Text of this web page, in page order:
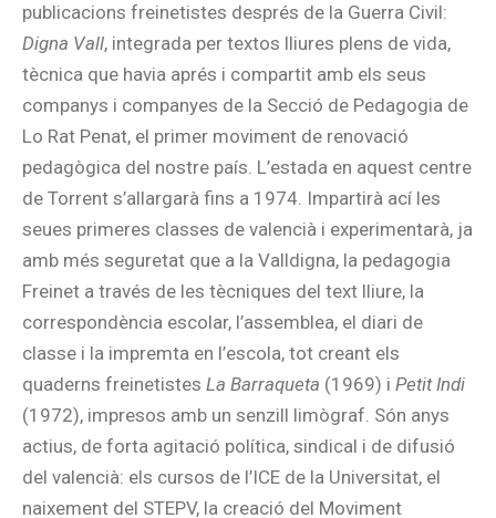
publicacions freinetistes després de la Guerra Civil:
Digna Vall, integrada per textos lliures plens de vida,
tècnica que havia aprés i compartit amb els seus
companys i companyes de la Secció de Pedagogia de
Lo Rat Penat, el primer moviment de renovació
pedagògica del nostre país. L’estada en aquest centre
de Torrent s’allargarà fins a 1974. Impartirà ací les
seues primeres classes de valencià i experimentarà, ja
amb més seguretat que a la Valldigna, la pedagogia
Freinet a través de les tècniques del text lliure, la
correspondència escolar, l’assemblea, el diari de
classe i la impremta en l’escola, tot creant els
quaderns freinetistes La Barraqueta (1969) i Petit Indi
(1972), impresos amb un senzill limògraf. Són anys
actius, de forta agitació política, sindical i de difusió
del valencià: els cursos de l’ICE de la Universitat, el
naixement del STEPV, la creació del Moviment